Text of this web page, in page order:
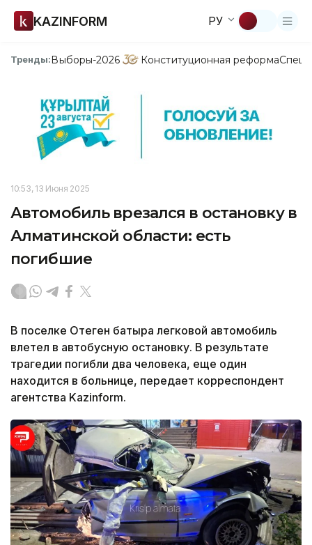
KAZINFORM РУ
Тренды:Выборы-2026 Конституционная реформа
10:53, 13 Июня 2025
Автомобиль врезался в остановку в
Алматинской области: есть
погибшие
В поселке Отеген батыра легковой автомобиль
влетел в автобусную остановку. В результате
трагедии погибли два человека, еще один
находится в больнице, передает корреспондент
агентства Kazinform.